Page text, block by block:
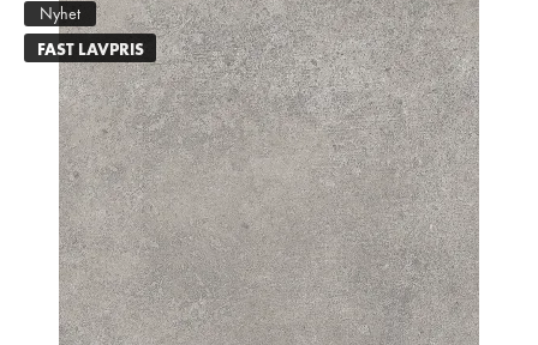
Nyhet
FAST LAVPRIS